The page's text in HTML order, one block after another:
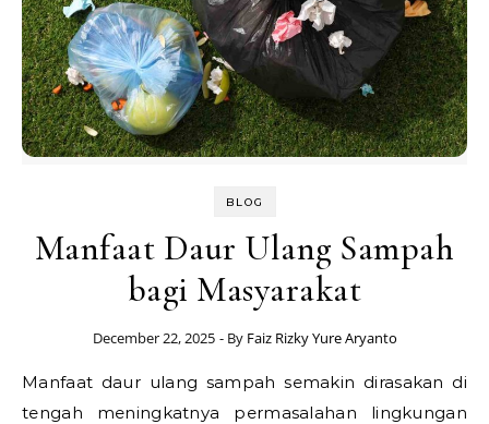
BLOG
Manfaat Daur Ulang Sampah
bagi Masyarakat
December 22, 2025 - By Faiz Rizky Yure Aryanto
Manfaat daur ulang sampah semakin dirasakan di
tengah meningkatnya permasalahan lingkungan